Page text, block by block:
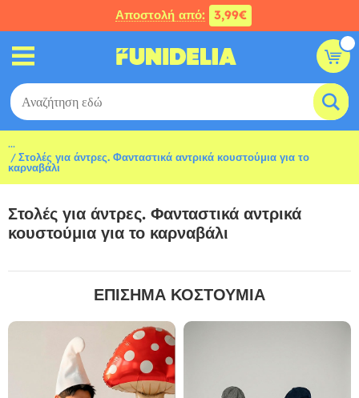
Αποστολή από: 3,99€
...
Στολές για άντρες. Φανταστικά αντρικά κουστούμια για το
καρναβάλι
Στολές για άντρες. Φανταστικά αντρικά
κουστούμια για το καρναβάλι
ΕΠΙΣΗΜΑ ΚΟΣΤΟΥΜΙΑ